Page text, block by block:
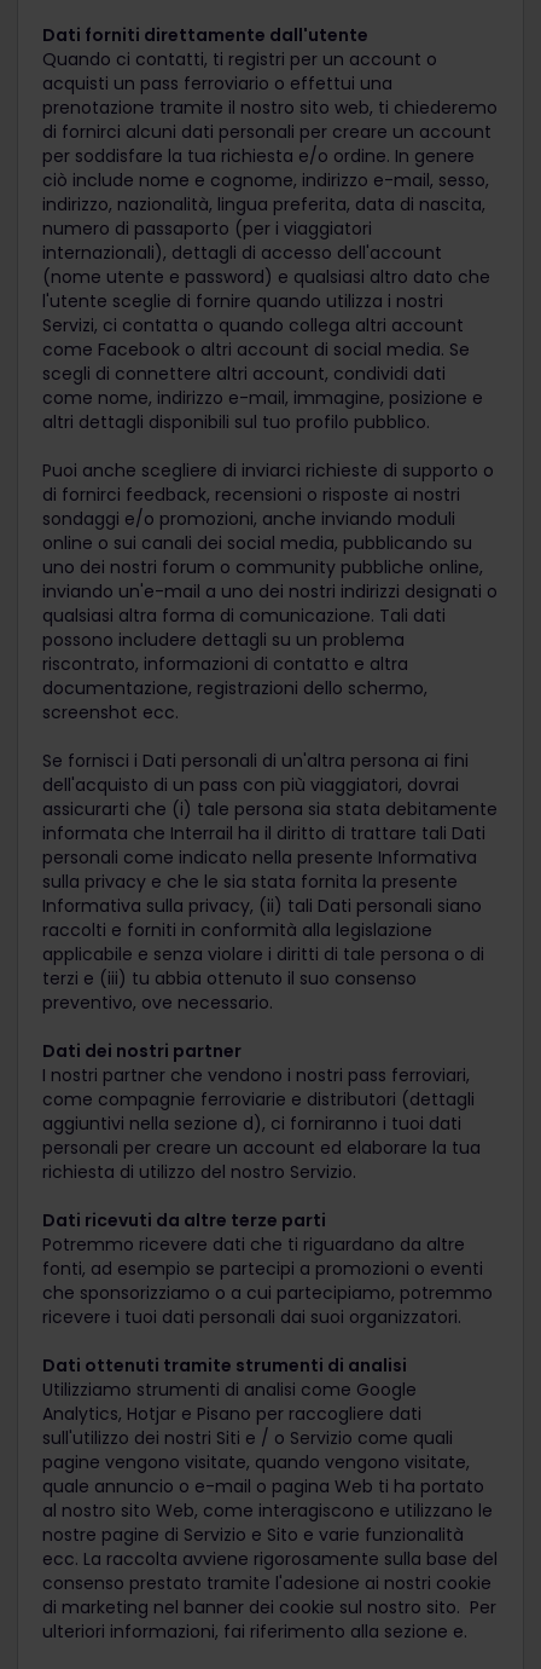
Dati forniti direttamente dall'utente
Quando ci contatti, ti registri per un account o
acquisti un pass ferroviario o effettui una
prenotazione tramite il nostro sito web, ti chiederemo
di fornirci alcuni dati personali per creare un account
per soddisfare la tua richiesta e/o ordine. In genere
ciò include nome e cognome, indirizzo e-mail, sesso,
indirizzo, nazionalità, lingua preferita, data di nascita,
numero di passaporto (per i viaggiatori
internazionali), dettagli di accesso dell'account
(nome utente e password) e qualsiasi altro dato che
l'utente sceglie di fornire quando utilizza i nostri
Servizi, ci contatta o quando collega altri account
come Facebook o altri account di social media. Se
scegli di connettere altri account, condividi dati
come nome, indirizzo e-mail, immagine, posizione e
altri dettagli disponibili sul tuo profilo pubblico.
Puoi anche scegliere di inviarci richieste di supporto o
di fornirci feedback, recensioni o risposte ai nostri
sondaggi e/o promozioni, anche inviando moduli
online o sui canali dei social media, pubblicando su
uno dei nostri forum o community pubbliche online,
inviando un'e-mail a uno dei nostri indirizzi designati o
qualsiasi altra forma di comunicazione. Tali dati
possono includere dettagli su un problema
riscontrato, informazioni di contatto e altra
documentazione, registrazioni dello schermo,
screenshot ecc.
Se fornisci i Dati personali di un'altra persona ai fini
dell'acquisto di un pass con più viaggiatori, dovrai
assicurarti che (i) tale persona sia stata debitamente
informata che Interrail ha il diritto di trattare tali Dati
personali come indicato nella presente Informativa
sulla privacy e che le sia stata fornita la presente
Informativa sulla privacy, (ii) tali Dati personali siano
raccolti e forniti in conformità alla legislazione
applicabile e senza violare i diritti di tale persona o di
terzi e (iii) tu abbia ottenuto il suo consenso
preventivo, ove necessario.
Dati dei nostri partner
I nostri partner che vendono i nostri pass ferroviari,
come compagnie ferroviarie e distributori (dettagli
aggiuntivi nella sezione d), ci forniranno i tuoi dati
personali per creare un account ed elaborare la tua
richiesta di utilizzo del nostro Servizio.
Dati ricevuti da altre terze parti
Potremmo ricevere dati che ti riguardano da altre
fonti, ad esempio se partecipi a promozioni o eventi
che sponsorizziamo o a cui partecipiamo, potremmo
ricevere i tuoi dati personali dai suoi organizzatori.
Dati ottenuti tramite strumenti di analisi
Utilizziamo strumenti di analisi come Google
Analytics, Hotjar e Pisano per raccogliere dati
sull'utilizzo dei nostri Siti e / o Servizio come quali
pagine vengono visitate, quando vengono visitate,
quale annuncio o e-mail o pagina Web ti ha portato
al nostro sito Web, come interagiscono e utilizzano le
nostre pagine di Servizio e Sito e varie funzionalità
ecc. La raccolta avviene rigorosamente sulla base del
consenso prestato tramite l'adesione ai nostri cookie
di marketing nel banner dei cookie sul nostro sito. Per
ulteriori informazioni, fai riferimento alla sezione e.